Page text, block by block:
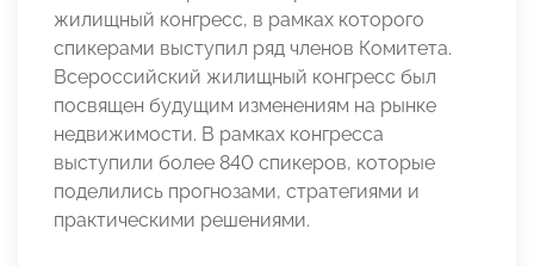
жилищный конгресс, в рамках которого
спикерами выступил ряд членов Комитета.
Всероссийский жилищный конгресс был
посвящен будущим изменениям на рынке
недвижимости. В рамках конгресса
выступили более 840 спикеров, которые
поделились прогнозами, стратегиями и
практическими решениями.